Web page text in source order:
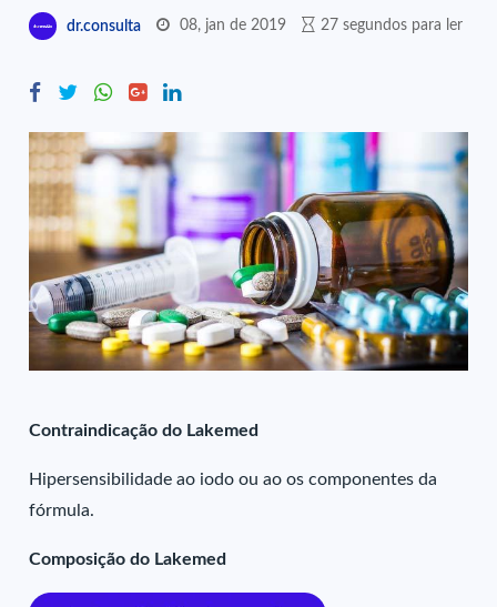
dr.consulta 08, jan de 2019 27 segundos para ler
Contraindicação do Lakemed
Hipersensibilidade ao iodo ou ao os componentes da
fórmula.
Composição do Lakemed